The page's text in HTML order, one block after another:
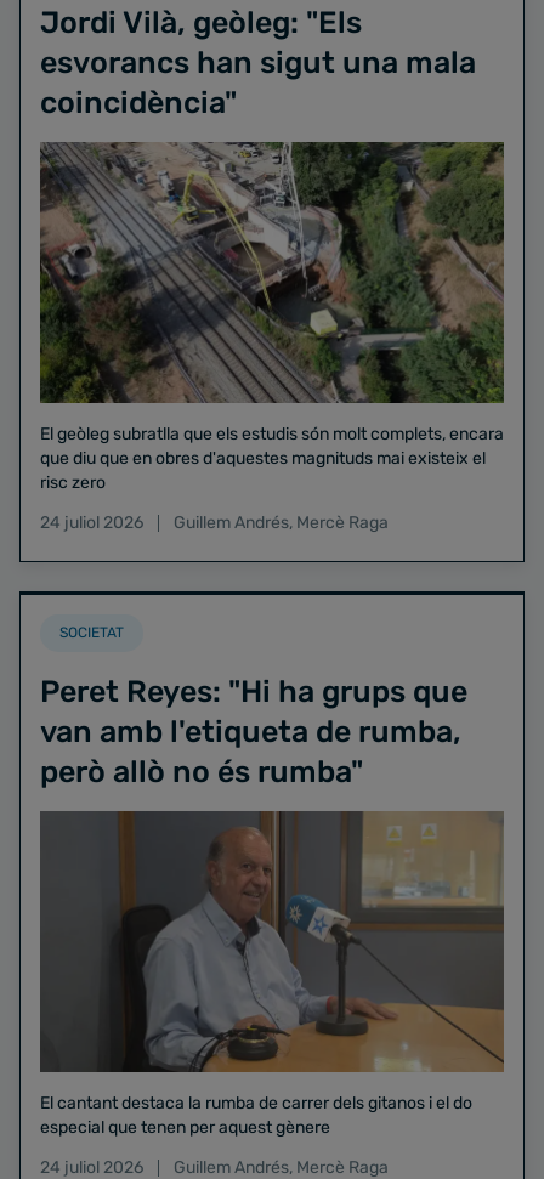
Jordi Vilà, geòleg: "Els
esvorancs han sigut una mala
coincidència"
El geòleg subratlla que els estudis són molt complets, encara
que diu que en obres d'aquestes magnituds mai existeix el
risc zero
24 juliol 2026
Guillem Andrés, Mercè Raga
SOCIETAT
Peret Reyes: "Hi ha grups que
van amb l'etiqueta de rumba,
però allò no és rumba"
El cantant destaca la rumba de carrer dels gitanos i el do
especial que tenen per aquest gènere
24 juliol 2026
Guillem Andrés, Mercè Raga